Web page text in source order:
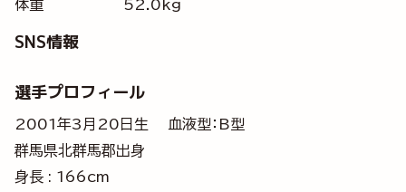
体重
52.0kg
SNS情報
選手プロフィール
2001年3月20日生 血液型：B型
群馬県北群馬郡出身
身長 : 166cm